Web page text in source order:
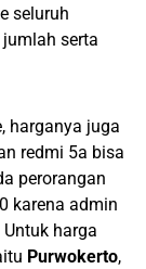
seluruh
serta
harganya juga
redmi 5a bisa
perorangan
karena admin
harga
Purwokerto,